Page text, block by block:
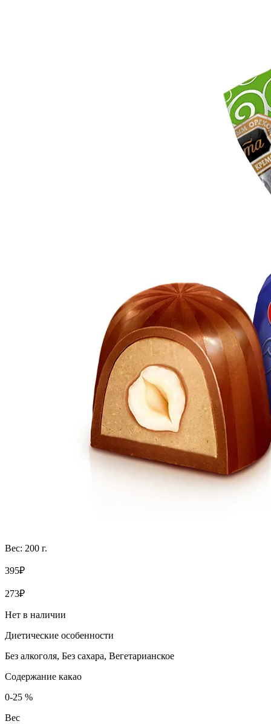
Вес: 200 г.
395₽
273₽
Нет в наличии
Диетические особенности
Без алкоголя, Без сахара, Вегетарианское
Содержание какао
0-25 %
Вес